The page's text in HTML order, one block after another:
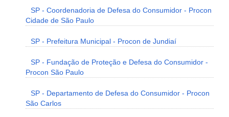
SP - Coordenadoria de Defesa do Consumidor - Procon
Cidade de São Paulo
SP - Prefeitura Municipal - Procon de Jundiaí
SP - Fundação de Proteção e Defesa do Consumidor -
Procon São Paulo
SP - Departamento de Defesa do Consumidor - Procon
São Carlos